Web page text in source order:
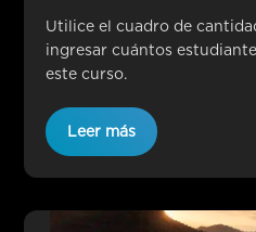
Utilice el cuadro de
ingresar cuántos
este curso.
Leer más